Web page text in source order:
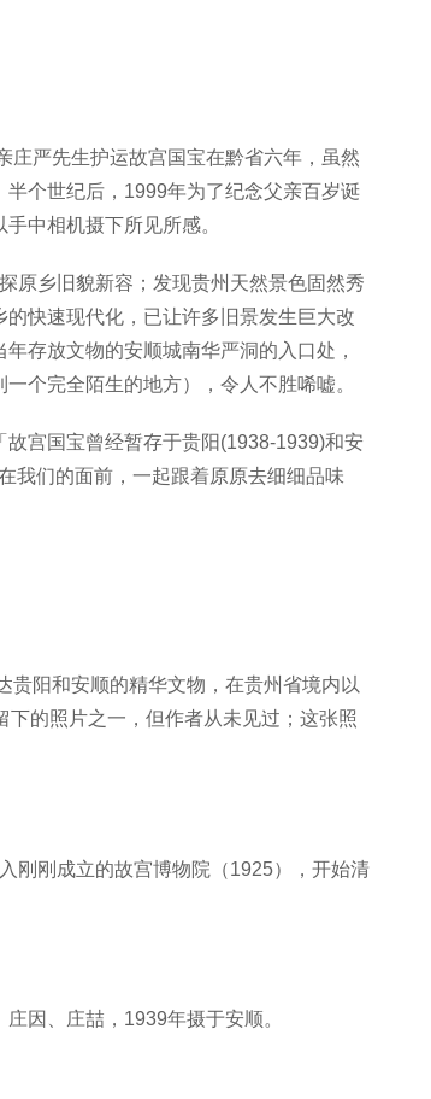
庄严先生护运故宫国宝在黔省六年，虽然
个世纪后，1999年为了纪念父亲百岁诞
中相机摄下所见所感。
原乡旧貌新容；发现贵州天然景色固然秀
快速现代化，已让许多旧景发生巨大改
存放文物的安顺城南华严洞的入口处，
个完全陌生的地方），令人不胜唏嘘。
宫国宝曾经暂存于贵阳(1938-1939)和安
我们的面前，一起跟着原原去细细品味
贵阳和安顺的精华文物，在贵州省境内以
的照片之一，但作者从未见过；这张照
刚刚成立的故宫博物院（1925），开始清
因、庄喆，1939年摄于安顺。